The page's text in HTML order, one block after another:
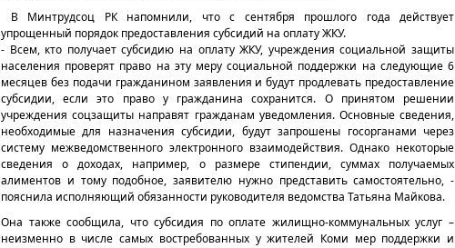
В Минтрудсоц РК напомнили, что с сентября прошлого года действует
упрощенный порядок предоставления субсидий на оплату ЖКУ.
- Всем, кто получает субсидию на оплату ЖКУ, учреждения социальной защиты
населения проверят право на эту меру социальной поддержки на следующие 6
месяцев без подачи гражданином заявления и будут продлевать предоставление
субсидии, если это право у гражданина сохранится. О принятом решении
учреждения соцзащиты направят гражданам уведомления. Основные сведения,
необходимые для назначения субсидии, будут запрошены госорганами через
систему межведомственного электронного взаимодействия. Однако некоторые
сведения о доходах, например, о размере стипендии, суммах получаемых
алиментов и тому подобное, заявителю нужно представить самостоятельно, -
пояснила исполняющий обязанности руководителя ведомства Татьяна Майкова.
Она также сообщила, что субсидия по оплате жилищно-коммунальных услуг –
неизменно в числе самых востребованных у жителей Коми мер поддержки и